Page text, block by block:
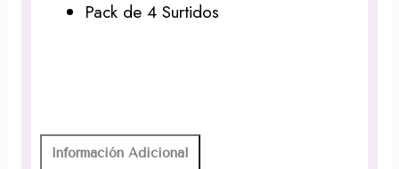
Pack de 4 Surtidos
Información Adicional